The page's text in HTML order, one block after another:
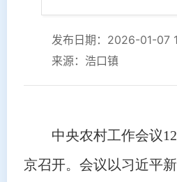
发布日期：2026-01-07
来源：浩口镇
中央农村工作会议12
京召开。会议以习近平